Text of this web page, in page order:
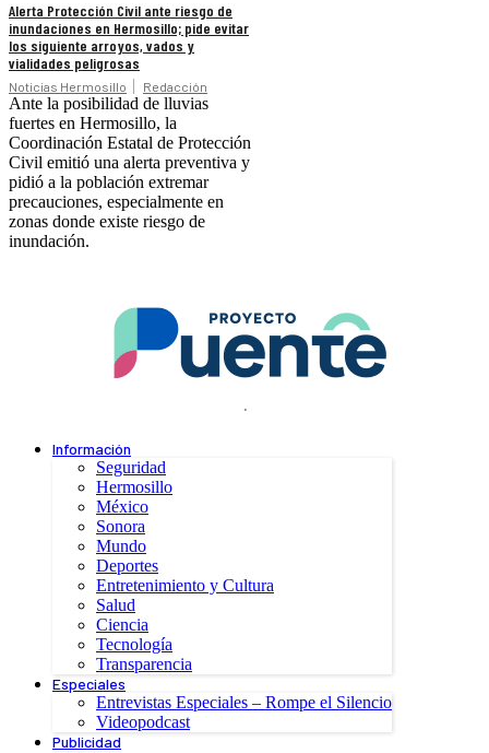
Alerta Protección Civil ante riesgo de
inundaciones en Hermosillo; pide evitar
los siguiente arroyos, vados y
vialidades peligrosas
Noticias Hermosillo Redacción
Ante la posibilidad de lluvias
fuertes en Hermosillo, la
Coordinación Estatal de Protección
Civil emitió una alerta preventiva y
pidió a la población extremar
precauciones, especialmente en
zonas donde existe riesgo de
inundación.
.
Información
Seguridad
Hermosillo
México
Sonora
Mundo
Deportes
Entretenimiento y Cultura
Salud
Ciencia
Tecnología
Transparencia
Especiales
Entrevistas Especiales – Rompe el Silencio
Videopodcast
Publicidad